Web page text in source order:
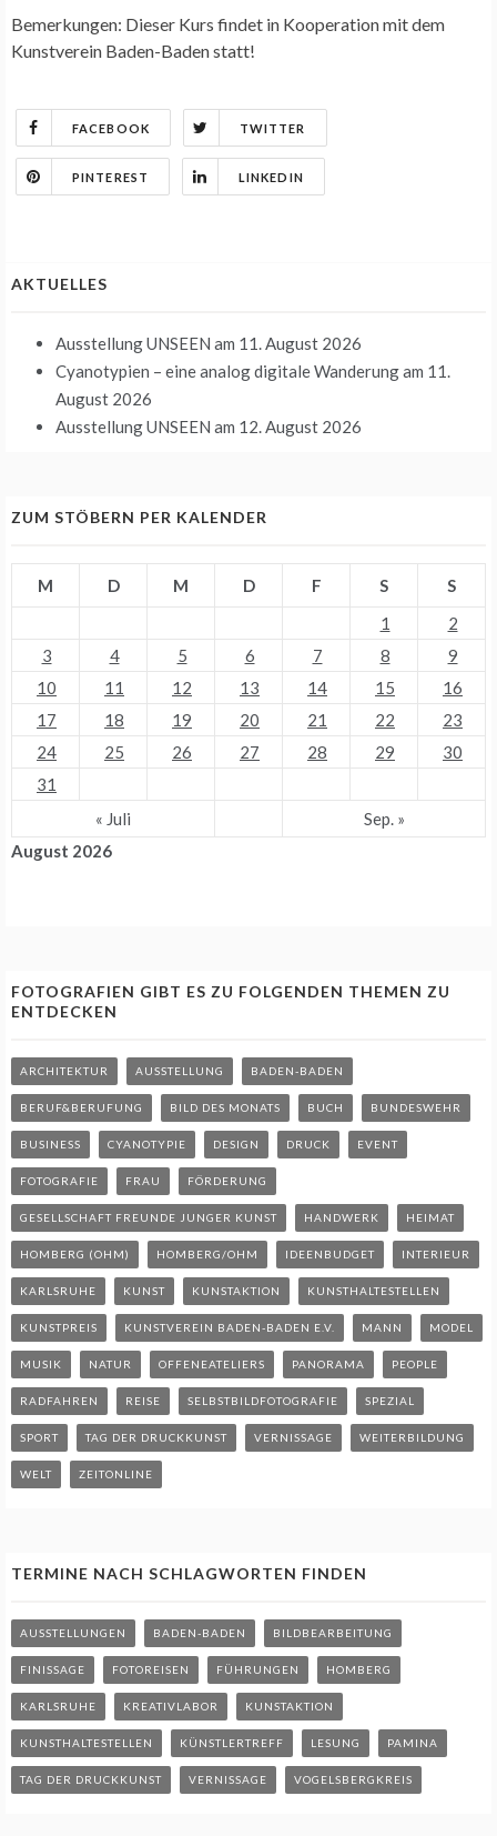
Bemerkungen: Dieser Kurs findet in Kooperation mit dem
Kunstverein Baden-Baden statt!
FACEBOOK TWITTER
PINTEREST LINKEDIN
AKTUELLES
Ausstellung UNSEEN am 11. August 2026
Cyanotypien – eine analog digitale Wanderungam 11.
August 2026
Ausstellung UNSEEN am 12. August 2026
ZUM STÖBERN PER KALENDER
August 2026
M D M D F S
S
1
2
3
4 5 6 7 8
9
10
11 12 13 14 15
16
17
18 19 20 21 22
23
24
25 26 27 28 29
30
31
« Juli
Sep. »
FOTOGRAFIEN GIBT ES ZU FOLGENDEN THEMEN ZU
ENTDECKEN
ARCHITEKTUR AUSSTELLUNG BADEN-BADEN
BERUF&BERUFUNG BILD DES MONATS BUCH BUNDESWEHR
BUSINESS CYANOTYPIE DESIGN DRUCK EVENT
FOTOGRAFIE FRAU FÖRDERUNG
GESELLSCHAFT FREUNDE JUNGER KUNST HANDWERK HEIMAT
HOMBERG (OHM) HOMBERG/OHM IDEENBUDGET INTERIEUR
KARLSRUHE KUNST KUNSTAKTION KUNSTHALTESTELLEN
KUNSTPREIS KUNSTVEREIN BADEN-BADEN E.V. MANN MODEL
MUSIK NATUR OFFENEATELIERS PANORAMA PEOPLE
RADFAHREN REISE SELBSTBILDFOTOGRAFIE SPEZIAL
SPORT TAG DER DRUCKKUNST VERNISSAGE WEITERBILDUNG
WELT ZEITONLINE
TERMINE NACH SCHLAGWORTEN FINDEN
AUSSTELLUNGEN BADEN-BADEN BILDBEARBEITUNG
FINISSAGE FOTOREISEN FÜHRUNGEN HOMBERG
KARLSRUHE KREATIVLABOR KUNSTAKTION
KUNSTHALTESTELLEN KÜNSTLERTREFF LESUNG PAMINA
TAG DER DRUCKKUNST VERNISSAGE VOGELSBERGKREIS